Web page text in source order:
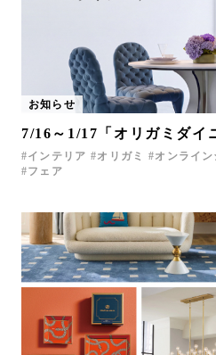
お知らせ
7/16～1/17「オリガミダイ
インテリア オリガミ オンライ
フェア